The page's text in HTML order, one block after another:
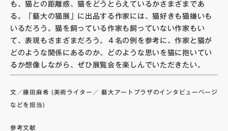
も、猫との距離感、猫をどうとらえているかさまざまであ
る。「藝大の猫展」に出品する作家には、猫好きも猫嫌いも
いるだろう。猫を飼っている作家も飼っていない作家もい
て、表現もさまざまだろう。４名の例を参考に、作家と猫が
どのような関係にあるのか、どのような思いを猫に抱いてい
るか想像しながら、ぜひ展覧会を楽しんでいただきたい。
文／藤田麻希 (美術ライター／ 藝大アートプラザのインタビューページ
などを担当)
参考文献